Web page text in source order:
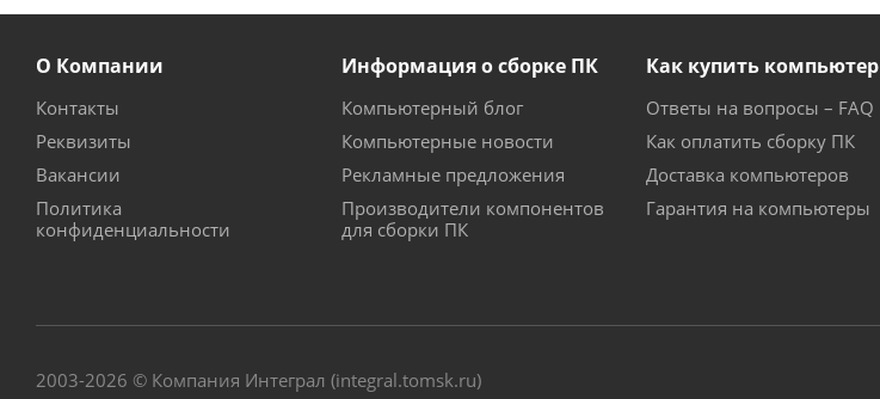
О Компании
Контакты
Реквизиты
Вакансии
Политика
конфиденциальности
Информация о сборке ПК
Компьютерный блог
Компьютерные новости
Рекламные предложения
Производители компонентов
для сборки ПК
Как купить компьютер
Ответы на вопросы – FAQ
Как оплатить сборку ПК
Доставка компьютеров
Гарантия на компьютеры
2003-2026 © Компания Интеграл (integral.tomsk.ru)